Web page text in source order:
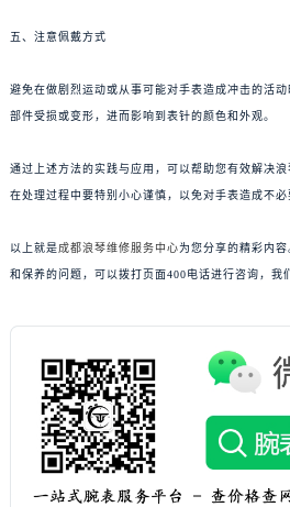
五、注意佩戴方式
避免在做剧烈运动或从事可能对手表造成冲击的活
部件受损或变形，进而影响到表针的颜色和外观。
通过上述方法的实践与应用，可以帮助您有效解决
在处理过程中要特别小心谨慎，以免对手表造成不必
以上就是成都浪琴维修服务中心为您分享的精彩内
和保养的问题，可以拨打页面400电话进行咨询，我